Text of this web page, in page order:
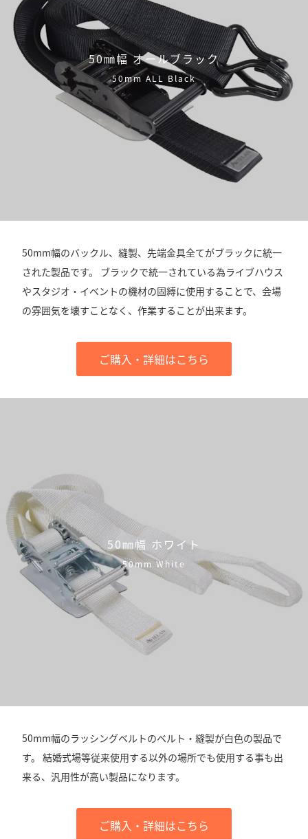
50㎜幅 オールブラック
50mm ALL Black
50mm幅のバックル、縫製、先端金具全てがブラックに統一
された製品です。 ブラックで統一されている為ライブハウス
やスタジオ・イベントの機材の固縛に使用することで、会場
の雰囲気を壊すことなく、作業することが出来ます。
ご購入・詳細はこちら
50㎜幅 ホワイト
50mm White
50mm幅のラッシングベルトのベルト・縫製が白色の製品で
す。 結婚式場等従来使用する以外の場所でも使用する事も出
来る、汎用性が高い製品になります。
ご購入・詳細はこちら